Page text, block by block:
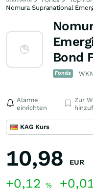
Nomura Supranational
Bond
Fonds
Alarme
einrichten
Zur
KAG Kurs
10,98 EUR
+0,12 %